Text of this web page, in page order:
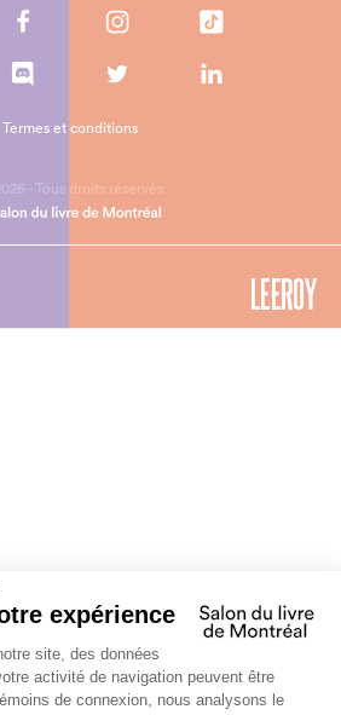
- Tous droits réservés
Termes et conditions